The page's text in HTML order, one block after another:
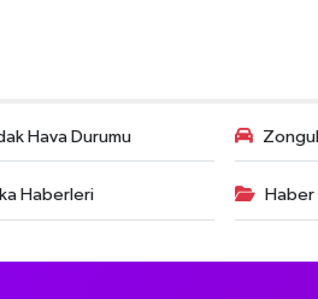
Hava Durumu
Haberleri Haber